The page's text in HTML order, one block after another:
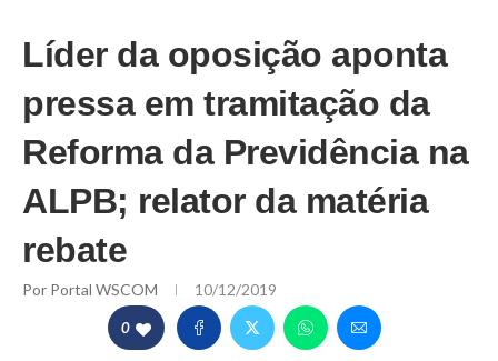
Líder da oposição aponta
pressa em tramitação da
Reforma da Previdência na
ALPB; relator da matéria
rebate
Por Portal WSCOM 10/12/2019
0